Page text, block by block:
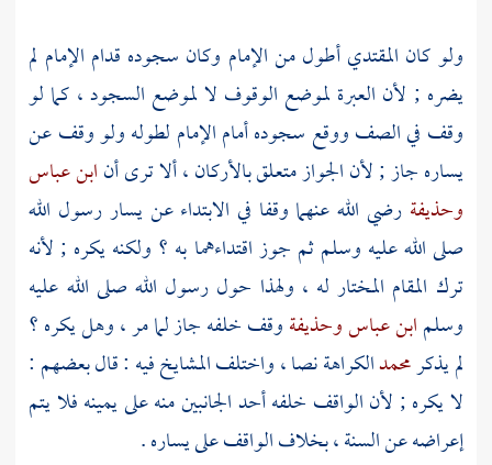
ولو كان المقتدي أطول من الإمام وكان سجوده قدام الإمام لم
يضره ; لأن العبرة لموضع الوقوف لا لموضع السجود ، كما لو
وقف في الصف ووقع سجوده أمام الإمام لطوله ولو وقف عن
يساره جاز ; لأن الجواز متعلق بالأركان ، ألا ترى أنابن عباس
وحذيفةرضي الله عنهما وقفا في الابتداء عن يسار رسول الله
صلى الله عليه وسلم ثم جوز اقتداءهما به ؟ ولكنه يكره ; لأنه
ترك المقام المختار له ، ولهذا حول رسول الله صلى الله عليه
وسلمابن عباسوحذيفةوقف خلفه جاز لما مر ، وهل يكره ؟
لم يذكرمحمدالكراهة نصا ، واختلف المشايخ فيه : قال بعضهم :
لا يكره ; لأن الواقف خلفه أحد الجانبين منه على يمينه فلا يتم
إعراضه عن السنة ، بخلاف الواقف على يساره .